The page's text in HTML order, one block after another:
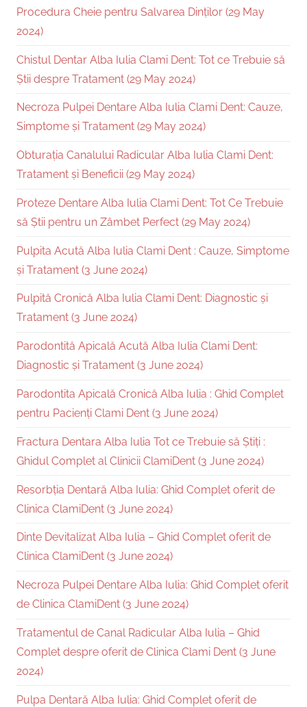
Procedura Cheie pentru Salvarea Dinților (29 May
2024)
Chistul Dentar Alba Iulia Clami Dent: Tot ce Trebuie să
Știi despre Tratament (29 May 2024)
Necroza Pulpei Dentare Alba Iulia Clami Dent: Cauze,
Simptome și Tratament (29 May 2024)
Obturația Canalului Radicular Alba Iulia Clami Dent:
Tratament și Beneficii (29 May 2024)
Proteze Dentare Alba Iulia Clami Dent: Tot Ce Trebuie
să Știi pentru un Zâmbet Perfect (29 May 2024)
Pulpita Acută Alba Iulia Clami Dent : Cauze, Simptome
și Tratament (3 June 2024)
Pulpită Cronică Alba Iulia Clami Dent: Diagnostic și
Tratament (3 June 2024)
Parodontită Apicală Acută Alba Iulia Clami Dent:
Diagnostic și Tratament (3 June 2024)
Parodontita Apicală Cronică Alba Iulia : Ghid Complet
pentru Pacienți Clami Dent (3 June 2024)
Fractura Dentara Alba Iulia Tot ce Trebuie să Știți :
Ghidul Complet al Clinicii ClamiDent (3 June 2024)
Resorbția Dentară Alba Iulia: Ghid Complet oferit de
Clinica ClamiDent (3 June 2024)
Dinte Devitalizat Alba Iulia – Ghid Complet oferit de
Clinica ClamiDent (3 June 2024)
Necroza Pulpei Dentare Alba Iulia: Ghid Complet oferit
de Clinica ClamiDent (3 June 2024)
Tratamentul de Canal Radicular Alba Iulia – Ghid
Complet despre oferit de Clinica Clami Dent (3 June
2024)
Pulpa Dentară Alba Iulia: Ghid Complet oferit de